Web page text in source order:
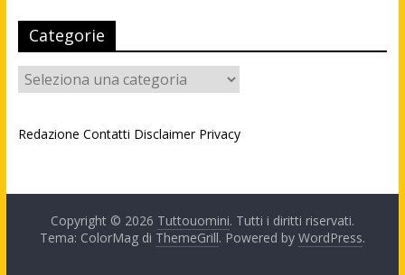
Categorie
Categorie
Redazione Contatti Disclaimer Privacy
Copyright © 2026 Tuttouomini. Tutti i diritti riservati.
Tema: ColorMag di ThemeGrill. Powered by WordPress.